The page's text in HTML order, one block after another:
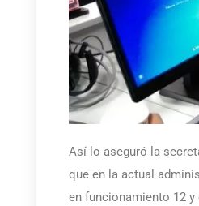
Así lo aseguró la
que en la actual
en funcionamiento 12